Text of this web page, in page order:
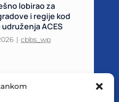
lobirao za
i regije kod
ACES
| cbbs_wp